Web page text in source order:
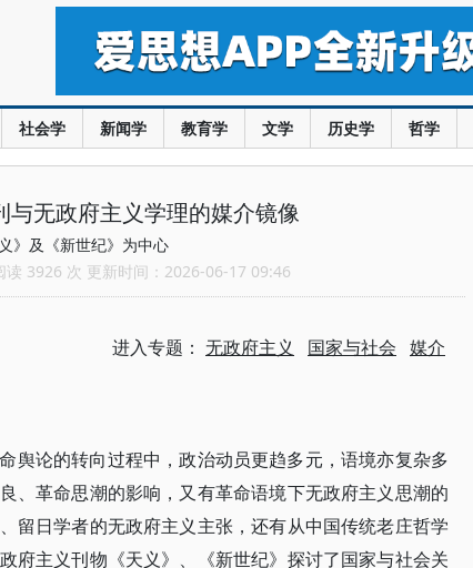
社会学 新闻学 教育学 文学 历史学 哲学
与无政府主义学理的媒介镜像
及《新世纪》为中心
读 3926 次 更新时间：2026-06-17 09:46
进入专题： 无政府主义 国家与社会 媒介
舆论的转向过程中，政治动员更趋多元，语境亦复杂多
、革命思潮的影响，又有革命语境下无政府主义思潮的
留日学者的无政府主义主张，还有从中国传统老庄哲学
府主义刊物《天义》、《新世纪》探讨了国家与社会关